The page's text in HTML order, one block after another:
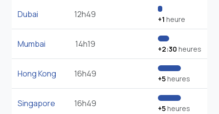
Dubai 12h49 +1 heure
Mumbai 14h19 +2:30 heures
Hong Kong 16h49 +5heures
Singapore 16h49 +5heures